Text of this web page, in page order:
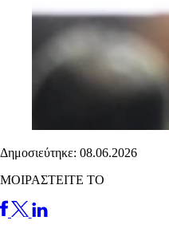
Δημοσιεύτηκε: 08.06.2026
ΜΟΙΡΑΣΤΕΙΤΕ ΤΟ